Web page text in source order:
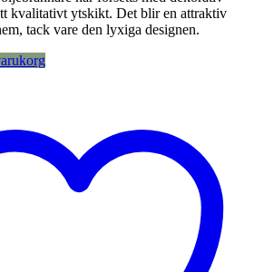
kvalitativt ytskikt. Det blir en attraktiv
tack vare den lyxiga designen.